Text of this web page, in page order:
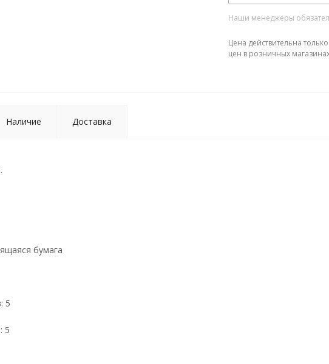
Наши менеджеры
Цена действительна
цен в розничных
Наличие Доставка
бумага
5
5